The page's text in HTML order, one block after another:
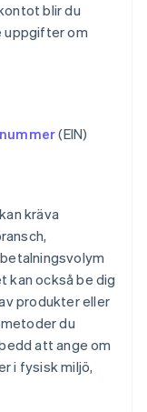
blir du
uppgifter om
(EIN)
kräva
kan också be dig
produkter eller
du
att ange om
i fysisk miljö,